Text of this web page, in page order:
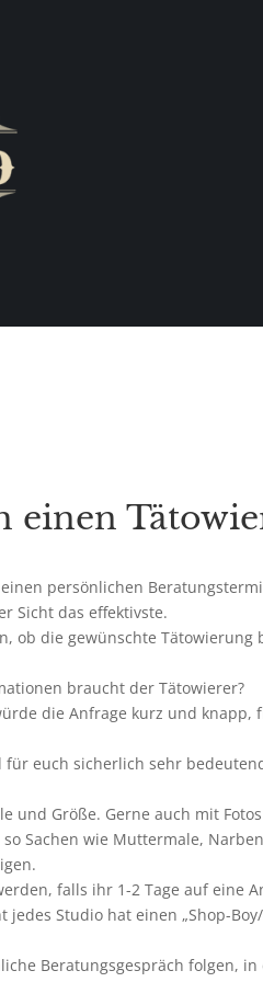
einen
persönlichen
Sicht das effektivste.
ob die gewünschte
braucht der Tätowierer?
die Anfrage kurz und knapp,
euch sicherlich sehr
und Größe. Gerne auch mit
Sachen wie Muttermale,
falls ihr 1-2 Tage auf eine
Studio hat einen „Shop-
Beratungsgespräch folgen,